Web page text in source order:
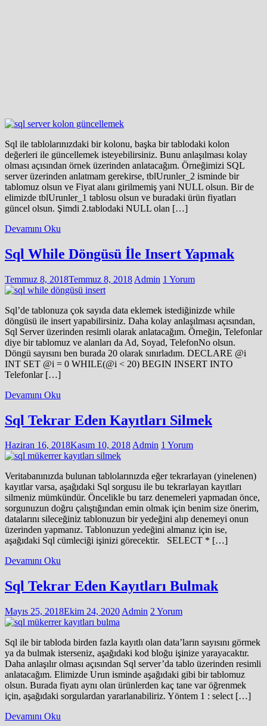
Sql ile tablolarınızdaki bir kolonu, başka bir tablodaki kolon
değerleri ile güncellemek isteyebilirsiniz. Bunu anlaşılması kolay
olması açısından örnek üzerinden anlatacağım. Örneğimizi SQL
server üzerinden anlatmam gerekirse, tblUrunler_2 isminde bir
tablomuz olsun ve Fiyat alanı girilmemiş yani NULL olsun. Bir de
elimizde tblUrunler_1 tablosu olsun ve buradaki ürün fiyatları
güncel olsun. Şimdi 2.tablodaki NULL olan […]
Devamını Oku
Sql While Döngüsü İle Insert Yapmak
Temmuz 8, 2018Temmuz 8, 2018 Admin 1 Yorum
Sql’de tablonuza çok sayıda data eklemek istediğinizde while
döngüsü ile insert yapabilirsiniz. Daha kolay anlaşılması açısından,
Sql Server üzerinden resimli olarak anlatacağım. Örneğin, Telefonlar
diye bir tablomuz ve alanları da Ad, Soyad, TelefonNo olsun.
Döngü sayısını ben burada 20 olarak sınırladım. DECLARE @i
INT SET @i = 0 WHILE(@i < 20) BEGIN INSERT INTO
Telefonlar […]
Devamını Oku
Sql Tekrar Eden Kayıtları Silmek
Haziran 16, 2018Kasım 10, 2018Admin 1 Yorum
Veritabanınızda bulunan tablolarınızda eğer tekrarlayan (yinelenen)
kayıtlar varsa, aşağıdaki Sql sorgusu ile bu tekrarlayan kayıtları
silmeniz mümkündür. Öncelikle bu tarz denemeleri yapmadan önce,
sorgunuzun doğru çalıştığından emin olmak için benim size önerim,
datalarını sileceğiniz tablonuzun bir yedeğini alıp denemeyi onun
üzerinden yapmanız. Tablonuzun yedeğini almanız için ise,
aşağıdaki Sql cümleciği işinizi görecektir. SELECT * […]
Devamını Oku
Sql Tekrar Eden Kayıtları Bulmak
Mayıs 25, 2018Ekim 24, 2020 Admin 2 Yorum
Sql ile bir tabloda birden fazla kayıtlı olan data’ların sayısını görmek
ya da bulmak isterseniz, aşağıdaki kod bloğu işinize yarayacaktır.
Daha anlaşılır olması açısından Sql server’da tablo üzerinden resimli
anlatacağım. Elimizde Urun isminde aşağıdaki gibi bir tablomuz
olsun. Burada fiyatı aynı olan ürünlerden kaç tane var öğrenmek
için, aşağıdaki sorgulardan yararlanabiliriz. Yöntem 1 : select […]
Devamını Oku